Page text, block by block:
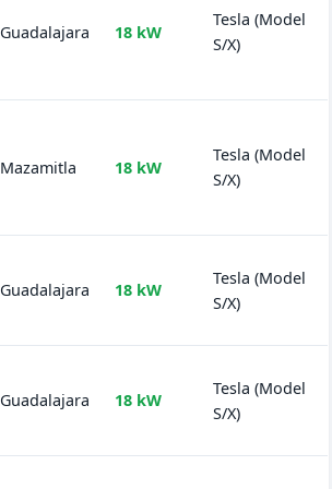
Guadalajara 18 kW
Tesla (Model
S/X)
Mazamitla 18 kW
Tesla (Model
S/X)
Guadalajara 18 kW
Tesla (Model
S/X)
Guadalajara 18 kW
Tesla (Model
S/X)